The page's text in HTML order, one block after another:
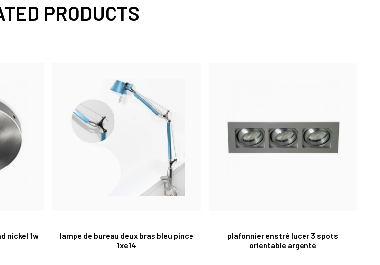
PRODUCTS
nickel 1w
lampe de bureau deux bras bleu pince
1xe14
plafonnier enstré lucer 3 spots
orientable argenté